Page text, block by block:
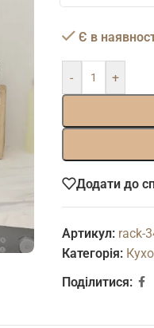
Є в
- +
Додати до
Артикул: rack-
Категорія:
Поділитися: